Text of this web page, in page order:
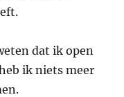
dat ik open
ik niets meer